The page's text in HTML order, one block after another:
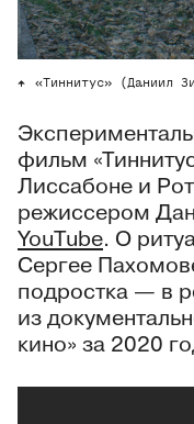
«Тиннитус» (Даниил
фильм
Лиссабоне и
режиссером
YouTube. О
Сергее
подростка — в
из
кино» за 2020